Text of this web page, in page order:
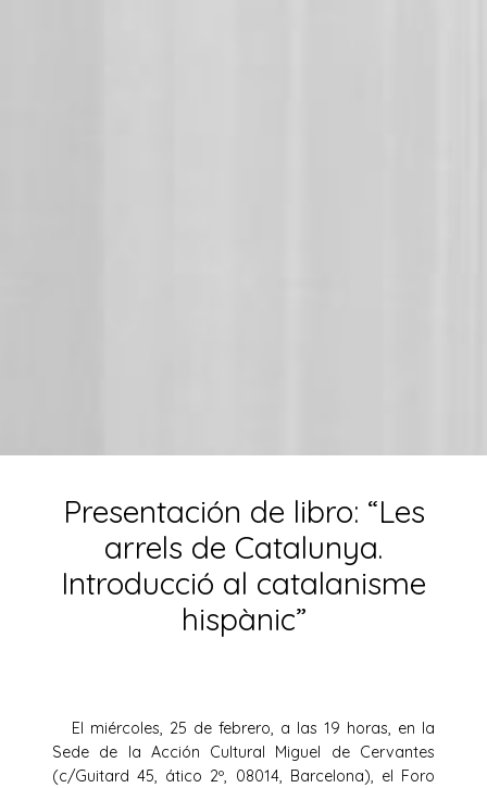
Presentación de libro: “Les
arrels de Catalunya.
Introducció al catalanisme
hispànic”
El miércoles, 25 de febrero, a las 19 horas, en la
Sede de la Acción Cultural Miguel de Cervantes
(c/Guitard 45, ático 2º, 08014, Barcelona), el Foro